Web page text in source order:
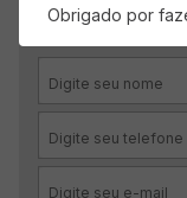
Receba
Obrigado por